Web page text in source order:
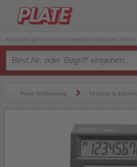
Angebote gelten nur für Gewerbetreibende. Preise
Type 2 or more characters for results.
Plate Onlineshop Technik &
Taschenrechner GENIE 105 ECO